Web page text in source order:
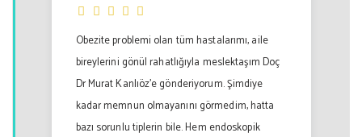
Obezite problemi olan tüm hastalarımı, aile
bireylerini gönül rahatlığıyla meslektaşım Doç
Dr Murat Kanlıöz’e gönderiyorum. Şimdiye
kadar memnun olmayanını görmedim, hatta
bazı sorunlu tiplerin bile. Hem endoskopik